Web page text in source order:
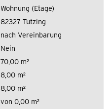
Wohnung (Etage)
82327 Tutzing
nach Vereinbarung
Nein
70,00 m²
8,00 m²
8,00 m²
von 0,00 m²